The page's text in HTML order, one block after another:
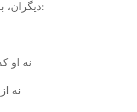
دیگران، به از ما بهتران تقدیم می‌کنیم:
نه او
نه